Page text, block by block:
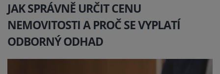
JAK SPRÁVNĚ URČIT CENU
NEMOVITOSTI A PROČ SE VYPLATÍ
ODBORNÝ ODHAD